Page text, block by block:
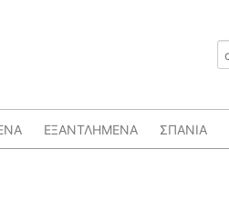
ΕΞΑΝΤΛΗΜΕΝΑ ΣΠΑΝΙΑ